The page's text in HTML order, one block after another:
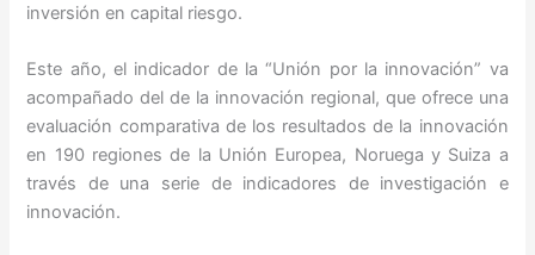
inversión en capital riesgo.
Este año, el indicador de la “Unión por la innovación” va
acompañado del de la innovación regional, que ofrece una
evaluación comparativa de los resultados de la innovación
en 190 regiones de la Unión Europea, Noruega y Suiza a
través de una serie de indicadores de investigación e
innovación.